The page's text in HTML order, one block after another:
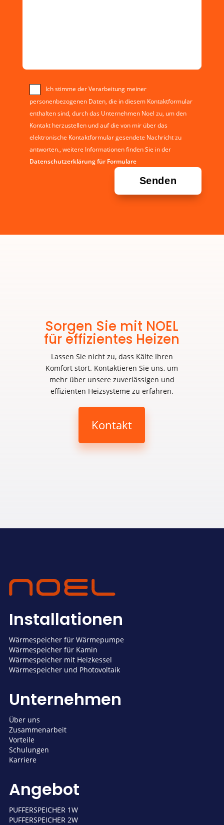
Ich stimme der Verarbeitung meiner
personenbezogenen Daten, die in diesem Kontaktformular
enthalten sind, durch das Unternehmen Noel zu, um den
Kontakt herzustellen und auf die von mir über das
elektronische Kontaktformular gesendete Nachricht zu
antworten., weitere Informationen finden Sie in der
Datenschutzerklärung für Formulare
Sorgen Sie mit NOEL
für effizientes Heizen
Lassen Sie nicht zu, dass Kälte Ihren
Komfort stört. Kontaktieren Sie uns, um
mehr über unsere zuverlässigen und
effizienten Heizsysteme zu erfahren.
Kontakt
Installationen
Wärmespeicher für Wärmepumpe
Wärmespeicher für Kamin
Wärmespeicher mit Heizkessel
Wärmespeicher und Photovoltaik
Unternehmen
Über uns
Zusammenarbeit
Vorteile
Schulungen
Karriere
Angebot
PUFFERSPEICHER 1W
PUFFERSPEICHER 2W